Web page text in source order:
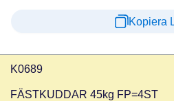
Kopiera
K0689
FÄSTKUDDAR 45kg FP=4ST